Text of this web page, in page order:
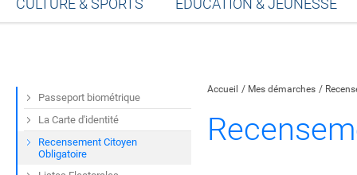
CULTURE & SPORTS ÉDUCATION & JEUNESSE
Accueil Mes démarches
Passeport biométrique
La Carte d'identité
Recensement Citoyen
Obligatoire